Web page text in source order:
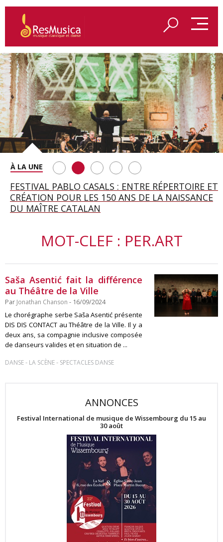
SAINT FRANÇOIS D’ASSISE À SALZBOURG, UNE
SOIRÉE IMMENSE PORTÉE PAR ROMEO
CASTELLUCCI ET MAXIME PASCAL
FESTIVAL PABLO CASALS : ENTRE RÉPERTOIRE ET
CRÉATION POUR LES 150 ANS DE LA NAISSANCE
DU MAÎTRE CATALAN
A BAYREUTH, LE 150E ANNIVERSAIRE DU RING
WAGNÉRIEN GÉNÉRÉ PAR L’IA
BETSY JOLAS FÊTE SON CENTIÈME
ANNIVERSAIRE
GEORGE BENJAMIN : « MES PARENTS AVAIENT
CETTE EXIGENCE DE L’OBJET CISELÉ »
MOT-CLEF : PER.ART
Saša Asentić fait la différence
au Théâtre de la Ville
Par Jonathan Chanson - 16/09/2024
Le chorégraphe serbe Saša Asentić présente
DIS DIS CONTACT au Théâtre de la Ville. Il y a
deux ans, sa compagnie inclusive composée
de danseurs valides et en situation de ...
DANSE- LA SCÈNE- SPECTACLES DANSE
ANNONCES
Festival International de musique de Wissembourg du 15 au
30 août